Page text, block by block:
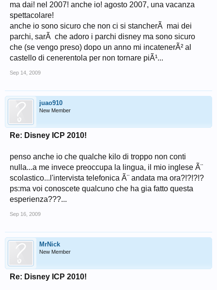
ma dai! nel 2007! anche io! agosto 2007, una vacanza
spettacolare!
anche io sono sicuro che non ci si stancherÃ mai dei
parchi, sarÃ che adoro i parchi disney ma sono sicuro
che (se vengo preso) dopo un anno mi incatenerÃ² al
castello di cenerentola per non tornare piÃ¹...
Sep 14, 2009
juao910
New Member
Re: Disney ICP 2010!
penso anche io che qualche kilo di troppo non conti
nulla...a me invece preoccupa la lingua, il mio inglese Ã¨
scolastico...l'intervista telefonica Ã¨ andata ma ora?!?!?!?
ps:ma voi conoscete qualcuno che ha gia fatto questa
esperienza???...
Sep 16, 2009
MrNick
New Member
Re: Disney ICP 2010!